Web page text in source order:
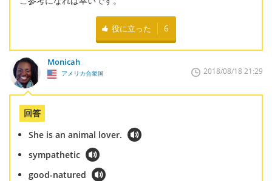
役に立った 6
Monicah
アメリカ合衆国 2018/08/18 21:29
回答
She is an animal lover.
sympathetic
good-natured